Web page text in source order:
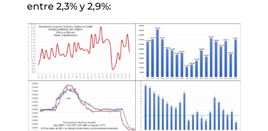
entre 2,3% y 2,9%: